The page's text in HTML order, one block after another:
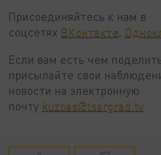
Присоединяйтесь к нам в
соцсетях ВКонтакте,
Если вам есть чем
присылайте свои
новости на электронную
почту kuzbas@tsargrad.tv